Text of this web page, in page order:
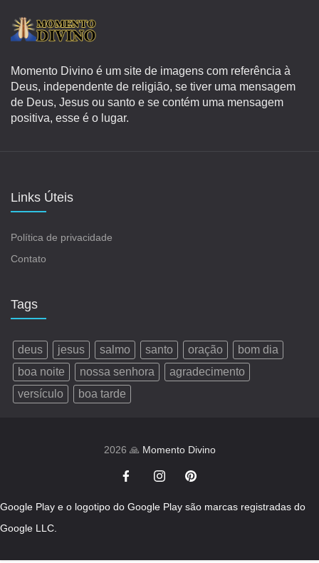
Momento Divino é um site de imagens com referência à
Deus, independente de religião, se tiver uma mensagem
de Deus, Jesus ou santo e se contém uma mensagem
positiva, esse é o lugar.
Links Úteis
Política de privacidade
Contato
Tags
deus jesus salmo santo oração
bom dia
boa noite
nossa senhora
agradecimento
versículo
boa tarde
2026 🙏 Momento Divino
Google Play e o logotipo do Google Play são marcas registradas do
Google LLC.